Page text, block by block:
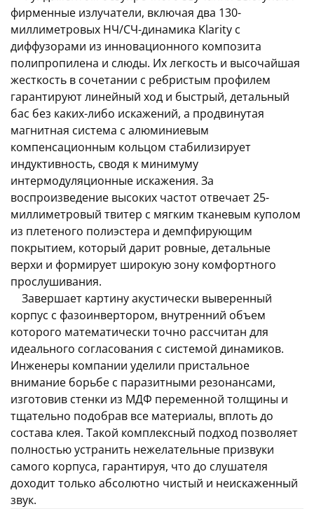
фирменные излучатели, включая два 130-
миллиметровых НЧ/СЧ-динамика Klarity с
диффузорами из инновационного композита
полипропилена и слюды. Их легкость и высочайшая
жесткость в сочетании с ребристым профилем
гарантируют линейный ход и быстрый, детальный
бас без каких-либо искажений, а продвинутая
магнитная система с алюминиевым
компенсационным кольцом стабилизирует
индуктивность, сводя к минимуму
интермодуляционные искажения. За
воспроизведение высоких частот отвечает 25-
миллиметровый твитер с мягким тканевым куполом
из плетеного полиэстера и демпфирующим
покрытием, который дарит ровные, детальные
верхи и формирует широкую зону комфортного
прослушивания.
Завершает картину акустически выверенный
корпус с фазоинвертором, внутренний объем
которого математически точно рассчитан для
идеального согласования с системой динамиков.
Инженеры компании уделили пристальное
внимание борьбе с паразитными резонансами,
изготовив стенки из МДФ переменной толщины и
тщательно подобрав все материалы, вплоть до
состава клея. Такой комплексный подход позволяет
полностью устранить нежелательные призвуки
самого корпуса, гарантируя, что до слушателя
доходит только абсолютно чистый и неискаженный
звук.